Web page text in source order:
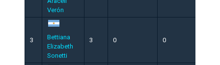
Verón
3
Bettiana
Elizabeth
Sonetti
3 0 0